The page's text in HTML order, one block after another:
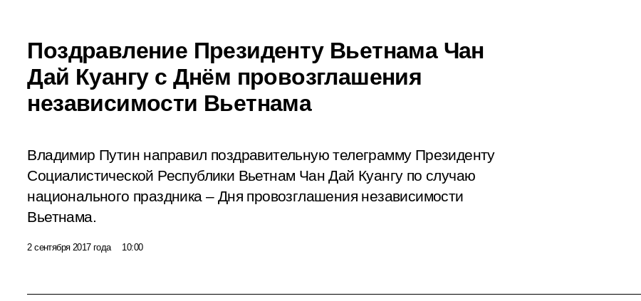
Поздравление Президенту Вьетнама Чан
Дай Куангу с Днём провозглашения
независимости Вьетнама
Владимир Путин направил поздравительную телеграмму Президенту
Социалистической Республики Вьетнам Чан Дай Куангу по случаю
национального праздника – Дня провозглашения независимости
Вьетнама.
2 сентября 2017 года 10:00